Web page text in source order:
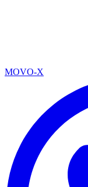
MOVO-X